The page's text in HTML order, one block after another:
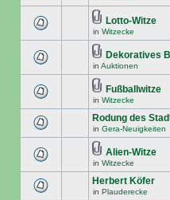
Lotto-Witze
in Witzecke
Dekoratives
in Auktionen
Fußballwitze
in Witzecke
Rodung des
in Gera-Neuigkeiten
Alien-Witze
in Witzecke
Herbert Köfer
in Plauderecke